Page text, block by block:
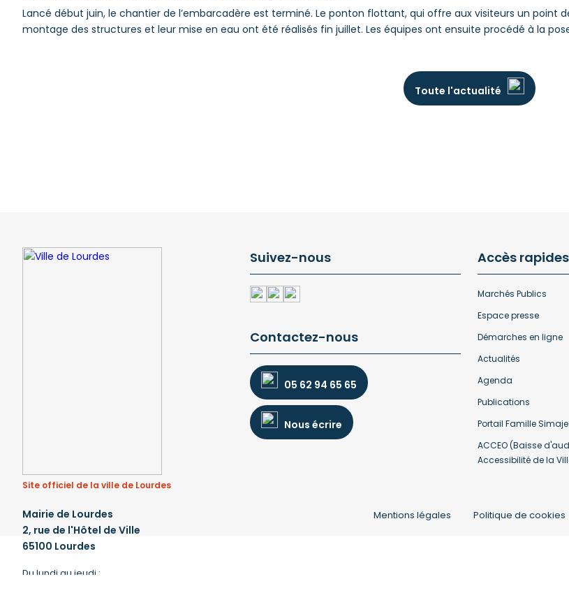
Lancé début juin, le chantier de l’embarcadère est terminé. Le ponton flottant, qui offre aux visiteurs un point
montage des structures et leur mise en eau ont été réalisés fin juillet. Les équipes ont ensuite procédé à la
Toute l'actualité
Site officiel de la ville de Lourdes
Mairie de Lourdes
2, rue de l'Hôtel de Ville
65100 Lourdes
Du lundi au jeudi :
Suivez-nous
Contactez-nous
05 62 94 65 65
Nous écrire
Accès rapides
Marchés Publics
Espace presse
Démarches en ligne
Actualités
Agenda
Publications
Portail Famille Simaje
ACCEO (Baisse
Accessibilité de la
Mentions légales Politique de cookies